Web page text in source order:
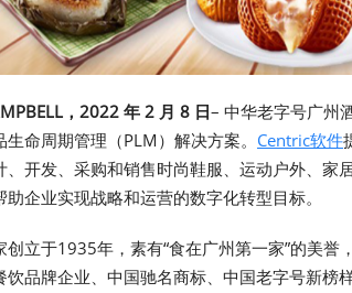
，2022 年 2 月 8 日– 中华老字号广州
生命周期管理（PLM）解决方案。 Centric软件
、开发、采购和销售时尚鞋服、运动户外、家
助企业实现战略和运营的数字化转型目标。
创立于1935年，素有“食在广州第一家”的美
饮品牌企业、中国驰名商标、中国老字号新榜